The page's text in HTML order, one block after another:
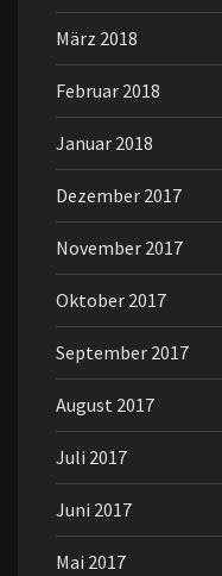
März 2018
Februar 2018
Januar 2018
Dezember 2017
November 2017
Oktober 2017
September 2017
August 2017
Juli 2017
Juni 2017
Mai 2017